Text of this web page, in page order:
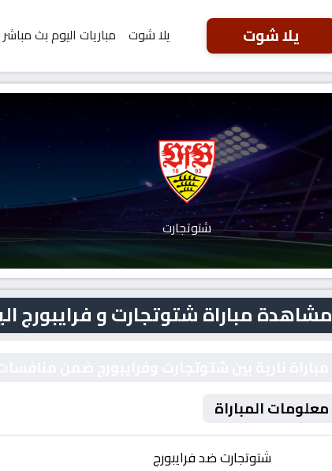
يلا شوت يلا شوت مباريات اليوم بث مباشر
شتوتجارت
مشاهدة مباراة شتوتجارت و فرايبورج اليوم 2026-02-01 بث
معلومات المباراة
شتوتجارت ضد فرايبورج